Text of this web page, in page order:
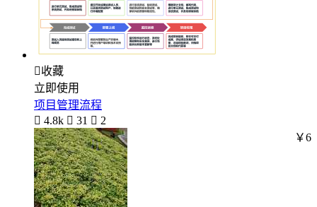
收藏
立即使用
项目管理流程
 4.8k  31  2
￥6